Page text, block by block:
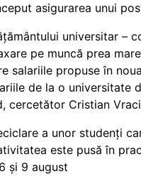
asigurarea unui
universitar –
pe muncă prea
salariile propuse în
de la o universitate
cercetător Cristian
a unor studenți
este pusă în
și 9 august